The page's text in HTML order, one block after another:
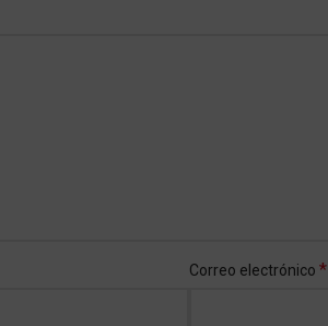
Correo electrónico*